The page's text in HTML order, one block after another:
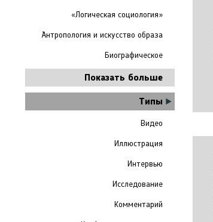
«Логическая социология»
Антропология и искусство образа
Биографическое
Показать больше
Типы
Видео
Иллюстрация
Интервью
Исследование
Комментарий